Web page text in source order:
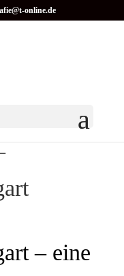
online.de
– eine